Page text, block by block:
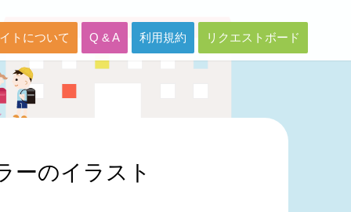
トについて Q & A 利用規約 リクエストボード
ーのイラスト